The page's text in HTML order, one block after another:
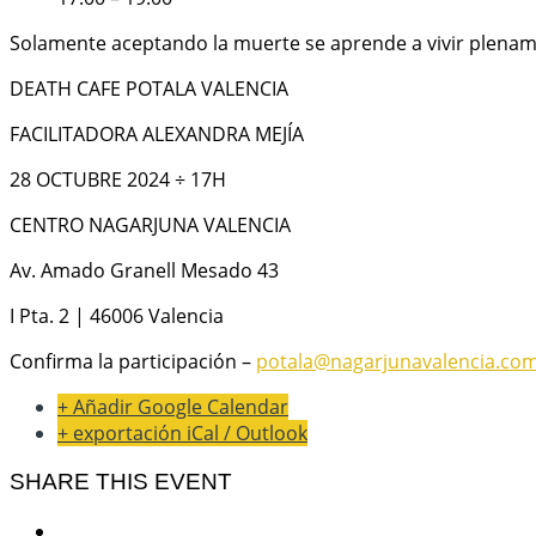
Solamente aceptando la muerte se aprende a vivir
DEATH CAFE POTALA VALENCIA
FACILITADORA ALEXANDRA MEJÍA
28 OCTUBRE 2024 ÷ 17H
CENTRO NAGARJUNA VALENCIA
Av. Amado Granell Mesado 43
I Pta. 2 | 46006 Valencia
Confirma la participación –
+ Añadir Google Calendar
+ exportación iCal / Outlook
SHARE THIS EVENT